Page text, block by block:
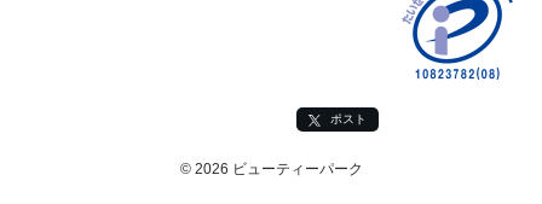
ポスト
© 2026 ビューティーパーク